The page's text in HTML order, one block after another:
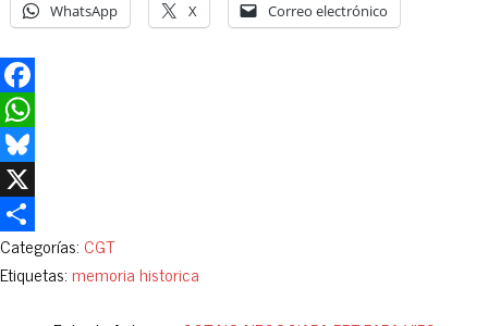
WhatsApp X Correo electrónico
Facebook
WhatsApp
Bluesky
X
Compartir
Categorías: CGT
Etiquetas: memoria historica